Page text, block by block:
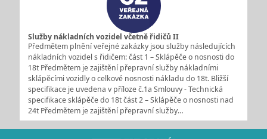
Služby nákladních vozidel včetně řidičů II
Předmětem plnění veřejné zakázky jsou služby následujících
nákladních vozidel s řidičem: část 1 – Sklápěče o nosnosti do
18t Předmětem je zajištění přepravní služby nákladními
sklápěcími vozidly o celkové nosnosti nákladu do 18t. Bližší
specifikace je uvedena v příloze č.1a Smlouvy - Technická
specifikace sklápěče do 18t část 2 – Sklápěče o nosnosti nad
24t Předmětem je zajištění přepravní služby…